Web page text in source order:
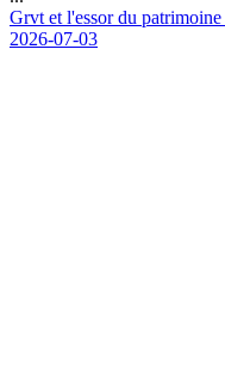
Grvt et l'essor du patrimoine
2026-07-03